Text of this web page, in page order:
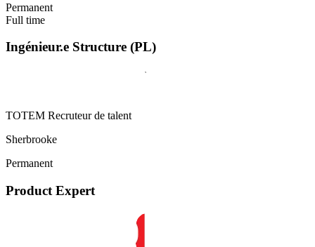
Permanent
Full time
Ingénieur.e Structure (PL)
TOTEM Recruteur de talent
Sherbrooke
Permanent
Product Expert